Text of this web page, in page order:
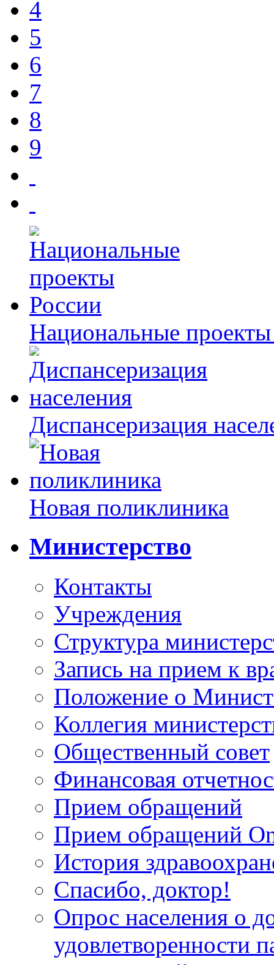
4
5
6
7
8
9
Национальные
Диспансеризация
Новая поликлиника
Министерство
Контакты
Учреждения
Структура
Запись на прием к
Положение о
Коллегия
Общественный совет
Финансовая
Прием обращений
Прием обращений
История
Спасибо, доктор!
Опрос населения о
удовлетворенности